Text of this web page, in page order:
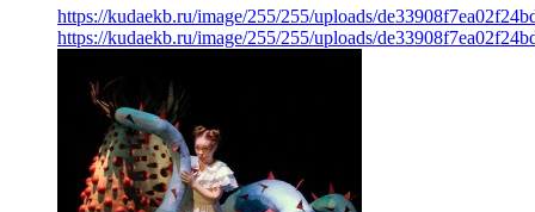
https://kudaekb.ru/image/255/255/uploads/
https://kudaekb.ru/image/255/255/uploads/